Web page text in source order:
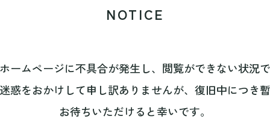
NOTICE
ームページに不具合が発生し、閲覧ができない状況で
惑をおかけして申し訳ありませんが、復旧中につき
お待ちいただけると幸いです。